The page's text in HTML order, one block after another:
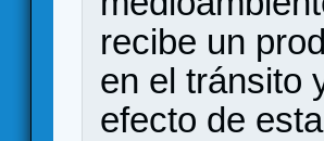
recibe un
en el tránsito
efecto de